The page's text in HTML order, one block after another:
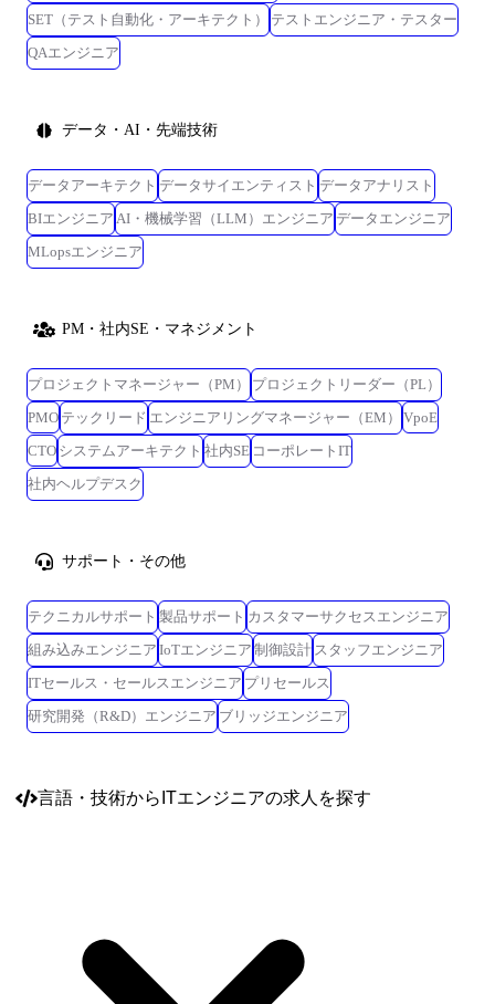
SET（テスト自動化・アーキテクト）
テストエンジニア・テスター
QAエンジニア
データ・AI・先端技術
データアーキテクト データサイエンティスト データアナリスト
BIエンジニア AI・機械学習（LLM）エンジニア データエンジニア
MLopsエンジニア
PM・社内SE・マネジメント
プロジェクトマネージャー（PM）
プロジェクトリーダー（PL）
PMO テックリード エンジニアリングマネージャー（EM）
VpoE
CTO システムアーキテクト 社内SE コーポレートIT
社内ヘルプデスク
サポート・その他
テクニカルサポート 製品サポート カスタマーサクセスエンジニア
組み込みエンジニア IoTエンジニア 制御設計 スタッフエンジニア
ITセールス・セールスエンジニア プリセールス
研究開発（R&D）エンジニア ブリッジエンジニア
言語・技術からITエンジニアの求人を探す